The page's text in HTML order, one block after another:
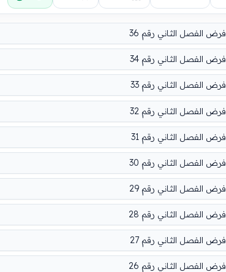
فرض الفصل الثاني رقم 36
فرض الفصل الثاني رقم 34
فرض الفصل الثاني رقم 33
فرض الفصل الثاني رقم 32
فرض الفصل الثاني رقم 31
فرض الفصل الثاني رقم 30
فرض الفصل الثاني رقم 29
فرض الفصل الثاني رقم 28
فرض الفصل الثاني رقم 27
فرض الفصل الثاني رقم 26